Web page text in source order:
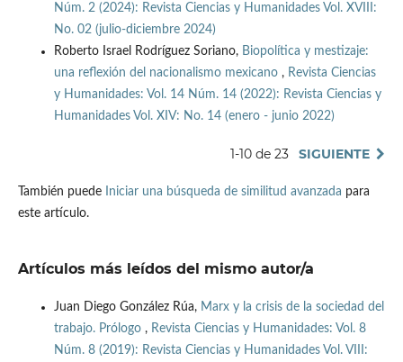
Núm. 2 (2024): Revista Ciencias y Humanidades Vol. XVIII:
No. 02 (julio-diciembre 2024)
Roberto Israel Rodríguez Soriano, Biopolítica y mestizaje:
una reflexión del nacionalismo mexicano , Revista Ciencias
y Humanidades: Vol. 14 Núm. 14 (2022): Revista Ciencias y
Humanidades Vol. XIV: No. 14 (enero - junio 2022)
1-10 de 23 SIGUIENTE
También puede Iniciar una búsqueda de similitud avanzada para
este artículo.
Artículos más leídos del mismo autor/a
Juan Diego González Rúa, Marx y la crisis de la sociedad del
trabajo. Prólogo , Revista Ciencias y Humanidades: Vol. 8
Núm. 8 (2019): Revista Ciencias y Humanidades Vol. VIII: